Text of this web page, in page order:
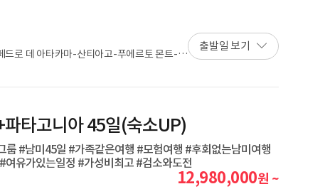
로 데 아타카마-산티아고-푸에르토 몬트-푸
출발일 보기
타고니아 45일(숙소UP)
#남미45일 #가족같은여행 #모험여행 #후회없는남미여행
유가있는일정 #가성비최고 #검소와도전
12,980,000원 ~